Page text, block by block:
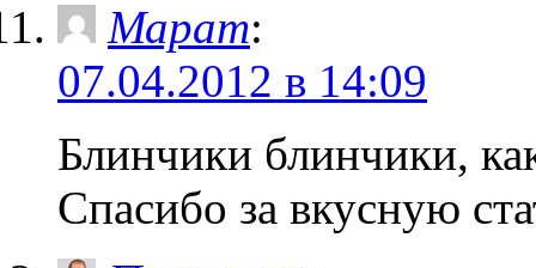
Марат:
07.04.2012 в 14:09
Блинчики блинчики,
Спасибо за вкусную